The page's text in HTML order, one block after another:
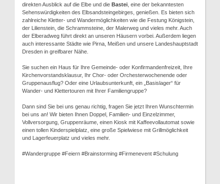
direkten Ausblick auf die Elbe und die Bastei , eine der bekanntesten
Sehenswürdigkeiten des Elbsandsteingebirges, genießen. Es bieten sich
zahlreiche Kletter- und Wandermöglichkeiten wie die Festung Königstein,
der Lilienstein, die Schrammsteine, der Malerweg und vieles mehr. Auch
der Elberadweg führt direkt an unseren Häusern vorbei. Außerdem liegen
auch interessante Städte wie Pirna, Meißen und unsere Landeshauptstadt
Dresden in greifbarer Nähe.
Sie suchen ein Haus für Ihre Gemeinde- oder Konfirmandenfreizeit, Ihre
Kirchenvorstandsklausur, Ihr Chor- oder Orchesterwochenende oder
Gruppenausflug? Oder eine Urlaubsunterkunft, ein „Basislager“ für
Wander- und Klettertouren mit Ihrer Familiengruppe?
Dann sind Sie bei uns genau richtig, fragen Sie jetzt Ihren Wunschtermin
bei uns an! Wir bieten Ihnen Doppel, Familien- und Einzelzimmer,
Vollversorgung, Gruppenräume, einen Kiosk mit Kaffeevollautomat sowie
einen tollen Kinderspielplatz, eine große Spielwiese mit Grillmöglichkeit
und Lagerfeuerplatz und vieles mehr.
#Wandergruppe #Feiern #Brainstorming #Firmenevent #Schulung